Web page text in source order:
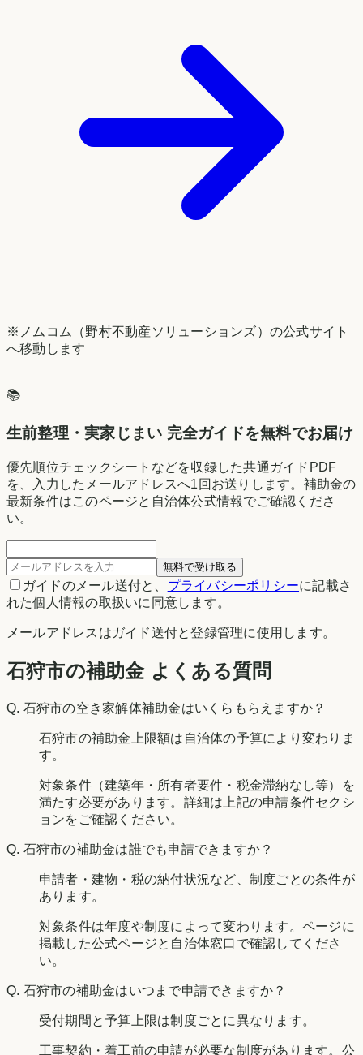
※ノムコム（野村不動産ソリューションズ）の公式サイト
へ移動します
📚
生前整理・実家じまい 完全ガイドを無料でお届け
優先順位チェックシートなどを収録した共通ガイドPDF
を、入力したメールアドレスへ1回お送りします。補助金の
最新条件はこのページと自治体公式情報でご確認くださ
い。
無料で受け取る
ガイドのメール送付と、 プライバシーポリシーに記載さ
れた個人情報の取扱いに同意します。
メールアドレスはガイド送付と登録管理に使用します。
石狩市の補助金 よくある質問
Q. 石狩市の空き家解体補助金はいくらもらえますか？
石狩市の補助金上限額は自治体の予算により変わりま
す。
対象条件（建築年・所有者要件・税金滞納なし等）を
満たす必要があります。詳細は上記の申請条件セクシ
ョンをご確認ください。
Q. 石狩市の補助金は誰でも申請できますか？
申請者・建物・税の納付状況など、制度ごとの条件が
あります。
対象条件は年度や制度によって変わります。ページに
掲載した公式ページと自治体窓口で確認してくださ
い。
Q. 石狩市の補助金はいつまで申請できますか？
受付期間と予算上限は制度ごとに異なります。
工事契約・着工前の申請が必要な制度があります。公